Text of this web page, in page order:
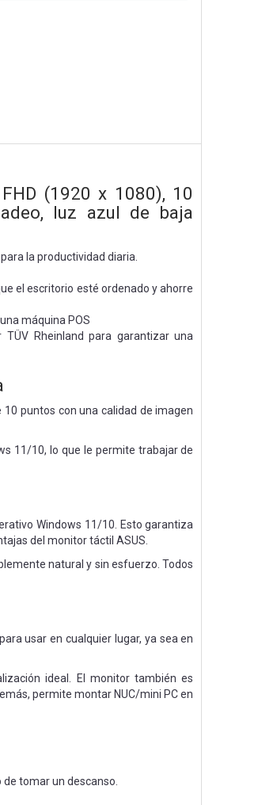
(1920 x 1080), 10
luz azul de baja
la productividad diaria.
el escritorio esté ordenado y ahorre
máquina POS
Rheinland para garantizar una
10 puntos con una calidad de imagen
11/10, lo que le permite trabajar de
Windows 11/10. Esto garantiza
del monitor táctil ASUS.
natural y sin esfuerzo. Todos
usar en cualquier lugar, ya sea en
ideal. El monitor también es
permite montar NUC/mini PC en
tomar un descanso.